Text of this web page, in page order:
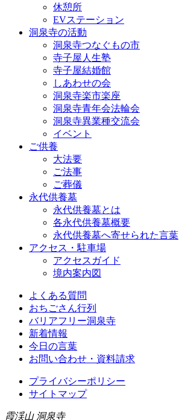
休憩所
EVステーション
洞泉寺の活動
洞泉寺つなぐもの市
寺子屋人生塾
寺子屋結婚館
しあわせの会
洞泉寺楽市楽座
洞泉寺青年会法輪会
洞泉寺異業種交流会
イベント
ご供養
大法要
ご法事
ご葬儀
永代供養墓
永代供養墓とは
各永代供養墓概要
永代供養墓へ寄せられた言葉
アクセス・駐車場
アクセスガイド
境内案内図
よくある質問
おちごさん行列
バリアフリー洞泉寺
新着情報
今日の言葉
お問い合わせ・資料請求
プライバシーポリシー
サイトマップ
霞渓山 洞泉寺